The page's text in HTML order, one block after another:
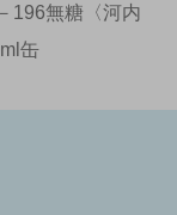
－196無糖〈河内
缶